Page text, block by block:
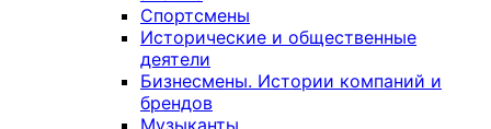
Спортсмены
Исторические и общественные
деятели
Бизнесмены. Истории компаний и
брендов
Музыканты